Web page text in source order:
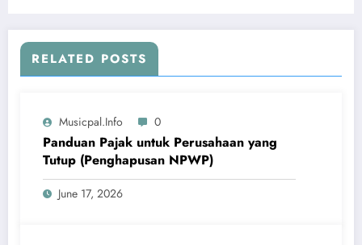
RELATED POSTS
Musicpal.info 0
Panduan Pajak untuk Perusahaan yang
Tutup (Penghapusan NPWP)
June 17, 2026